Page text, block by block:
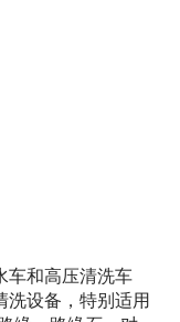
车和高压清洗车
洗设备，特别适用